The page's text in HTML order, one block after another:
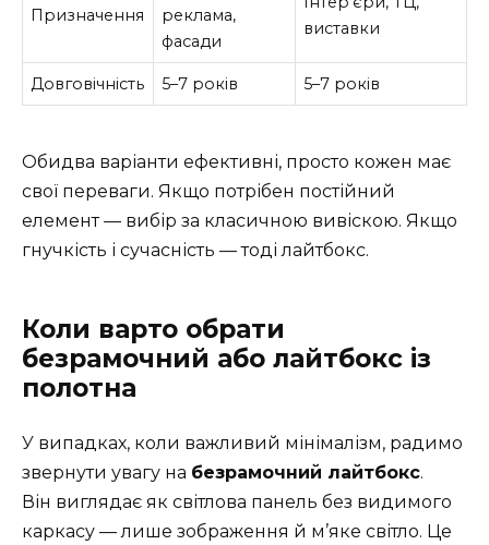
Призначення
реклама,
фасади
виставки
Довговічність 5–7 років 5–7 років
Обидва варіанти ефективні, просто кожен має
свої переваги. Якщо потрібен постійний
елемент — вибір за класичною вивіскою. Якщо
гнучкість і сучасність — тоді лайтбокс.
Коли варто обрати
безрамочний або лайтбокс із
полотна
У випадках, коли важливий мінімалізм, радимо
звернути увагу на безрамочний лайтбокс.
Він виглядає як світлова панель без видимого
каркасу — лише зображення й м’яке світло. Це